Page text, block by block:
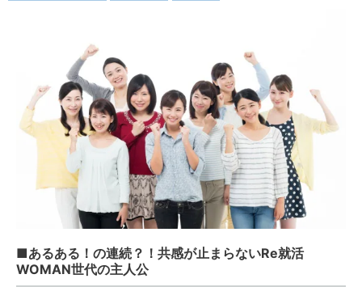
■あるある！の連続？！共感が止まらないRe就活
WOMAN世代の主人公